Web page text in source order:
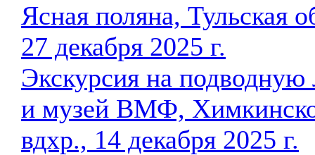
Ясная поляна, Тульская
27 декабря 2025 г.
Экскурсия на подводную
и музей ВМФ,
вдхр., 14 декабря 2025 г.